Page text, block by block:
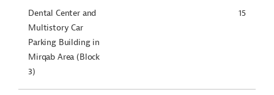
Dental Center and
Multistory Car
Parking Building in
Mirqab Area (Block
3)
15